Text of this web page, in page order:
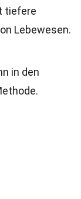
tiefere
Lebewesen.
in den